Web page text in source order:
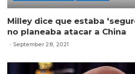
Milley dice que estaba
no planeaba atacar a China
September 28, 2021